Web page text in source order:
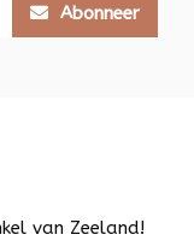
Abonneer
van Zeeland!